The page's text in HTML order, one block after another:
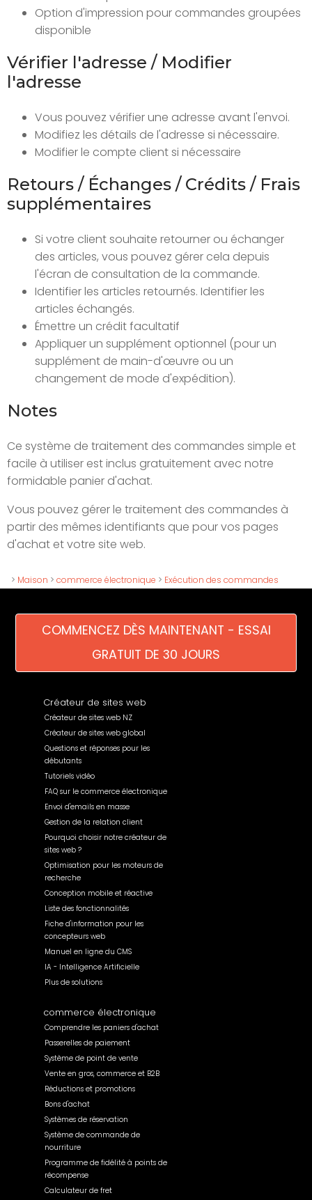
Option d'impression pour commandes groupées
disponible
Vérifier l'adresse / Modifier
l'adresse
Vous pouvez vérifier une adresse avant l'envoi.
Modifiez les détails de l'adresse si nécessaire.
Modifier le compte client si nécessaire
Retours / Échanges / Crédits / Frais
supplémentaires
Si votre client souhaite retourner ou échanger
des articles, vous pouvez gérer cela depuis
l'écran de consultation de la commande.
Identifier les articles retournés. Identifier les
articles échangés.
Émettre un crédit facultatif
Appliquer un supplément optionnel (pour un
supplément de main-d'œuvre ou un
changement de mode d'expédition).
Notes
Ce système de traitement des commandes simple et
facile à utiliser est inclus gratuitement avec notre
formidable panier d'achat.
Vous pouvez gérer le traitement des commandes à
partir des mêmes identifiants que pour vos pages
d'achat et votre site web.
> Maison > commerce électronique > Exécution des commandes
COMMENCEZ DÈS MAINTENANT - ESSAI
GRATUIT DE 30 JOURS
Créateur de sites web
Créateur de sites web NZ
Créateur de sites web global
Questions et réponses pour les
débutants
Tutoriels vidéo
FAQ sur le commerce électronique
Envoi d'emails en masse
Gestion de la relation client
Pourquoi choisir notre créateur de
sites web ?
Optimisation pour les moteurs de
recherche
Conception mobile et réactive
Liste des fonctionnalités
Fiche d'information pour les
concepteurs web
Manuel en ligne du CMS
IA - Intelligence Artificielle
Plus de solutions
commerce électronique
Comprendre les paniers d'achat
Passerelles de paiement
Système de point de vente
Vente en gros, commerce et B2B
Réductions et promotions
Bons d'achat
Systèmes de réservation
Système de commande de
nourriture
Programme de fidélité à points de
récompense
Calculateur de fret